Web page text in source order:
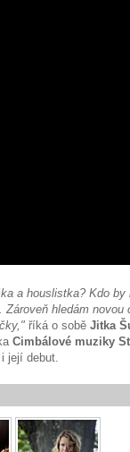
a houslistka? Kdo
hledám
říká o sobě Jitka
Cimbálové muziky
její debut.